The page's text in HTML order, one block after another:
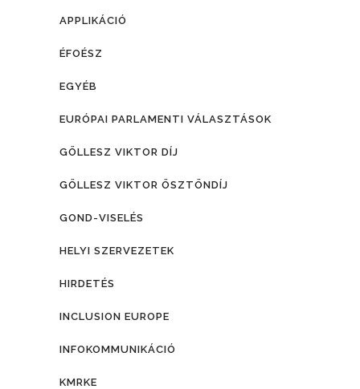
APPLIKÁCIÓ
ÉFOÉSZ
EGYÉB
EURÓPAI PARLAMENTI VÁLASZTÁSOK
GÖLLESZ VIKTOR DÍJ
GÖLLESZ VIKTOR ÖSZTÖNDÍJ
GOND-VISELÉS
HELYI SZERVEZETEK
HIRDETÉS
INCLUSION EUROPE
INFOKOMMUNIKÁCIÓ
KMRKE